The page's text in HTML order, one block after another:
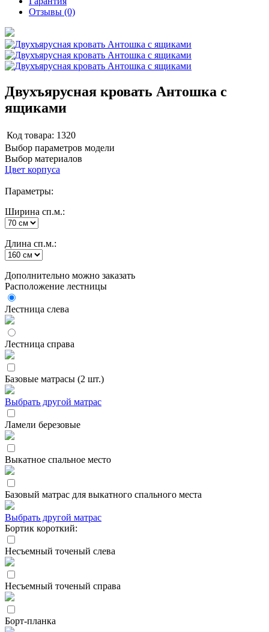
Отзывы (0)
Двухъярусная кровать Антошка с
ящиками
Код товара: 1320
Выбор параметров модели
Выбор материалов
Цвет корпуса
Параметры:
Ширина сп.м.:
Длина сп.м.:
Дополнительно можно заказать
Расположение лестницы
Лестница слева
Лестница справа
Базовые матрасы (2 шт.)
Выбрать другой матрас
Ламели березовые
Выкатное спальное место
Базовый матрас для выкатного спального места
Выбрать другой матрас
Бортик короткий:
Несъемный точеный слева
Несъемный точеный справа
Борт-планка